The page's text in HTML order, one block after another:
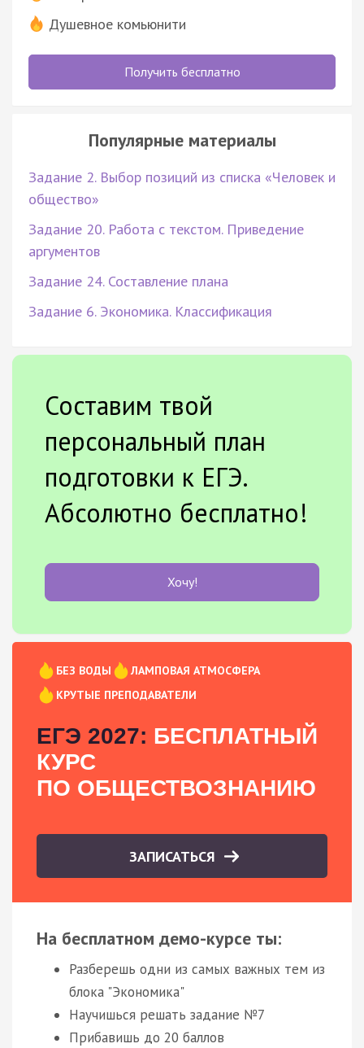
Душевное комьюнити
Получить бесплатно
Популярные материалы
Задание 2. Выбор позиций из списка «Человек и
общество»
Задание 20. Работа с текстом. Приведение
аргументов
Задание 24. Составление плана
Задание 6. Экономика. Классификация
Составим твой
персональный план
подготовки к ЕГЭ.
Абсолютно бесплатно!
Хочу!
БЕЗ ВОДЫ
ЛАМПОВАЯ АТМОСФЕРА
КРУТЫЕ ПРЕПОДАВАТЕЛИ
ЕГЭ 2027: БЕСПЛАТНЫЙ
КУРС
ПО ОБЩЕСТВОЗНАНИЮ
ЗАПИСАТЬСЯ
На бесплатном демо-курсе ты:
Разберешь одни из самых важных тем из
блока "Экономика"
Научишься решать задание №7
Прибавишь до 20 баллов